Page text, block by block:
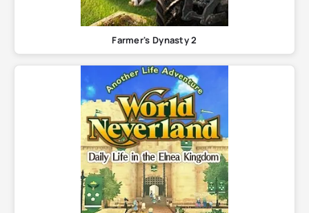
Farmer's Dynasty 2